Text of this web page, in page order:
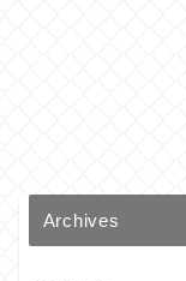
Archives